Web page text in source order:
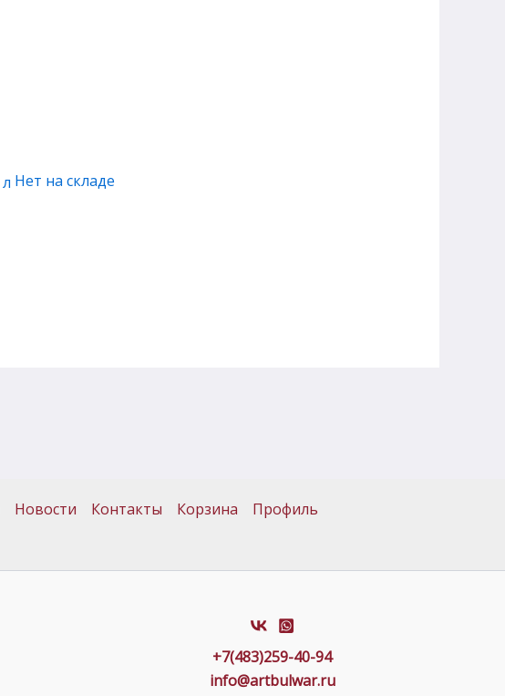
Нет на складе
Новости Контакты Корзина Профиль
+7(483)259-40-94
info@artbulwar.ru